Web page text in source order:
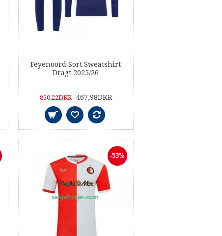
Feyenoord Sort Sweatshirt
Dragt 2025/26
850,22DKR 467,98DKR
-53%